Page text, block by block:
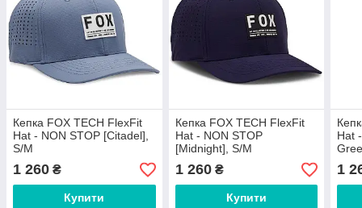
Кепка FOX TECH FlexFit
Hat - NON STOP [Citadel],
S/M
1 260 ₴
Купити
Кепка FOX TECH FlexFit
Hat - NON STOP
[Midnight], S/M
1 260₴
Купити
Hat
1